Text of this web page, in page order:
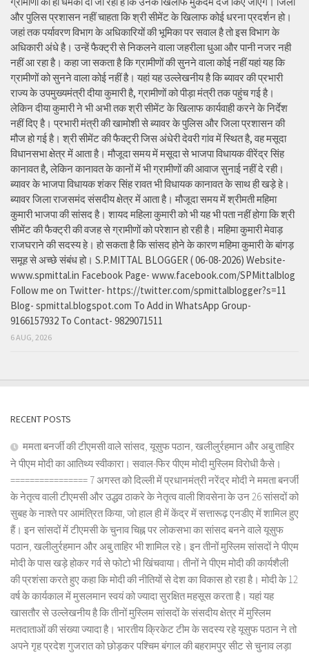
और पुलिस प्रशासन नहीं चाहता कि श्री सीमेंट के खिलाफ कोई धरना प्रदर्शन हो।
जहां तक पर्यावरण विभाग के अधिकारियों की भूमिका पर सवाल है तो इस विभाग के
अधिकारी अंधे है। उन्हें फैक्ट्री से निकलने वाला जहरीला धुआ और पानी नजर नही
नहीं आ रहा है। कहा जा सकता है कि ग्रामीणों की सुनने वाला कोई नहीं यहां यह कि
ग्रामीणों को सुनने वाला कोई नहीं है। यहां यह उल्लेखनीय है कि ब्यावर की प्रभारी
राज्य के उपमुख्यमंत्री दीया कुमारी है, ग्रामीणों को पीड़ा मंत्री तक पहुंच गई है।
लेकिन दीया कुमारी ने भी अभी तक श्री सीमेंट के खिलाफ कार्यवाही करने के निर्देश
नहीं दिए है। प्रभारी मंत्री की खामोशी से ब्यावर के पुलिस और जिला प्रशासन की
मौज हो गई है। श्री सीमेंट की फैक्ट्री जिस अंधेरी देवरी गांव में स्थित है, वह मसूदा
विधानसभा क्षेत्र में आता है। मौजूदा समय में मसूदा से भाजपा विधायक वीरेंद्र सिंह
कानावत है, लेकिन कानावत के कानों में भी ग्रामीणों की आवाज सुनाई नहीं दे रही।
ब्यावर के भाजपा विधायक शंकर सिंह रावत भी विधायक कानावत के साथ ही खड़े हे।
ब्यावर जिला राजसमंद संसदीय क्षेत्र में आता है। मौजूदा समय में श्रीमती महिमा
कुमारी भाजपा की सांसद है। शायद महिला कुमारी को भी यह भी पता नहीं होगा कि श्री
सीमेंट की फैक्ट्री की वजह से ग्रामीणों को परेशान हो रही है। महिमा कुमारी मेवाड़
राजघराने की सदस्य हे। हो सकता है कि सांसद होने के कारण महिमा कुमारी के बांगड़
समूह से अच्छे संबंध हो। S.P.MITTAL BLOGGER ( 06-08-2026) Website-
www.spmittal.in Facebook Page- www.facebook.com/SPMittalblog
Follow me on Twitter- https://twitter.com/spmittalblogger?s=11
Blog- spmittal.blogspot.com To Add in WhatsApp Group-
9166157932 To Contact- 9829071511
6 AUG, 2026
RECENT POSTS
ममता बनर्जी की टीएमसी वाले सांसद, यूसुफ पठान, खलीलुर्रहमान और अबु ताहिर
ने पीएम मोदी का आतिथ्य स्वीकारा। सवाल-फिर पीएम मोदी मुस्लिम विरोधी कैसे।
================ 7 अगस्त को दिल्ली में प्रधानमंत्री नरेंद्र मोदी ने ममता बनर्जी
के नेतृत्व वाली टीएमसी और उद्धव ठाकरे के नेतृत्व वाली शिवसेना के उन 26 सांसदों को
सुबह के नाश्ते पर आमंत्रित किया, जो हाल ही में केंद्र में सत्तारूढ़ एनडीए में शामिल हुए
हैं। इन सांसदों में टीएमसी के चुनाव चिह्न पर लोकसभा का सांसद बनने वाले यूसुफ
पठान, खलीलुर्रहमान और अबु ताहिर भी शामिल रहे। इन तीनों मुस्लिम सांसदों ने पीएम
मोदी के पास खड़े होकर गर्व से फोटो भी खिंचवाया। तीनों ने पीएम मोदी की कार्यशैली
की प्रशंसा करते हुए कहा कि मोदी की नीतियों से देश का विकास हो रहा है। मोदी के 12
वर्ष के कार्यकाल में मुसलमान स्वयं को ज्यादा सुरक्षित महसूस करता है। यहां यह
खासतौर से उल्लेखनीय है कि तीनों मुस्लिम सांसदों के संसदीय क्षेत्र में मुस्लिम
मतदाताओं की संख्या ज्यादा है। भारतीय क्रिकेट टीम के सदस्य रहे यूसुफ पठान ने तो
अपने गृह प्रदेश गुजरात को छोड़कर पश्चिम बंगाल की बहरामपुर सीट से चुनाव लड़ा